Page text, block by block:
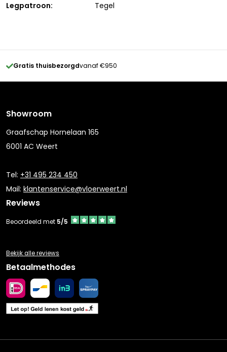
Legpatroon: Tegel
Gratis thuisbezorgdvanaf €950
Showroom
Graafschap Hornelaan 165
6001 AC Weert
Tel: +31 495 234 450
Mail: klantenservice@vloerweert.nl
Reviews
Beoordeeld met 5/5
Bekijk alle reviews
Betaalmethodes